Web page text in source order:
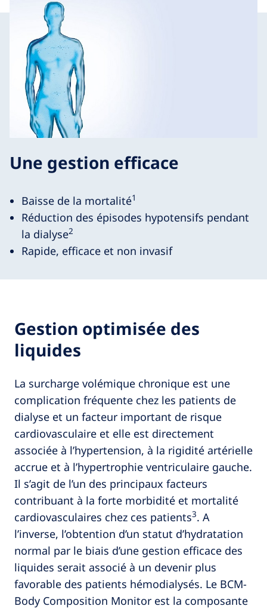
Une gestion efficace
Baisse de la mortalité1
Réduction des épisodes hypotensifs pendant
la dialyse2
Rapide, efficace et non invasif
Gestion optimisée des
liquides
La surcharge volémique chronique est une
complication fréquente chez les patients de
dialyse et un facteur important de risque
cardiovasculaire et elle est directement
associée à l’hypertension, à la rigidité artérielle
accrue et à l’hypertrophie ventriculaire gauche.
Il s’agit de l’un des principaux facteurs
contribuant à la forte morbidité et mortalité
cardiovasculaires chez ces patients3. A
l’inverse, l’obtention d’un statut d’hydratation
normal par le biais d’une gestion efficace des
liquides serait associé à un devenir plus
favorable des patients hémodialysés. Le BCM-
Body Composition Monitor est la composante